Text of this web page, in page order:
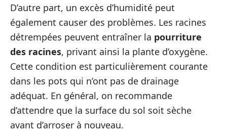
D’autre part, un excès d’humidité peut
également causer des problèmes. Les racines
détrempées peuvent entraîner la pourriture
des racines, privant ainsi la plante d’oxygène.
Cette condition est particulièrement courante
dans les pots qui n’ont pas de drainage
adéquat. En général, on recommande
d’attendre que la surface du sol soit sèche
avant d’arroser à nouveau.